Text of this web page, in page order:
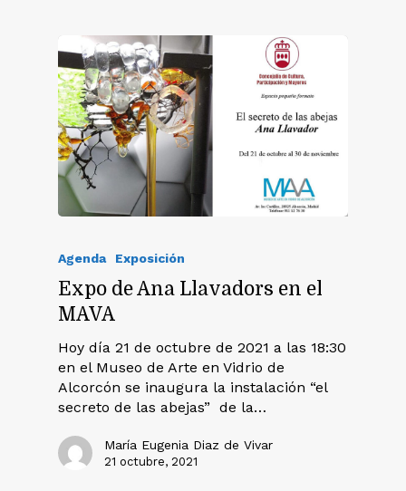
Agenda Exposición
Expo de Ana Llavadors en el
MAVA
Hoy día 21 de octubre de 2021 a las 18:30
en el Museo de Arte en Vidrio de
Alcorcón se inaugura la instalación “el
secreto de las abejas” de la…
María Eugenia Diaz de Vivar
21 octubre, 2021